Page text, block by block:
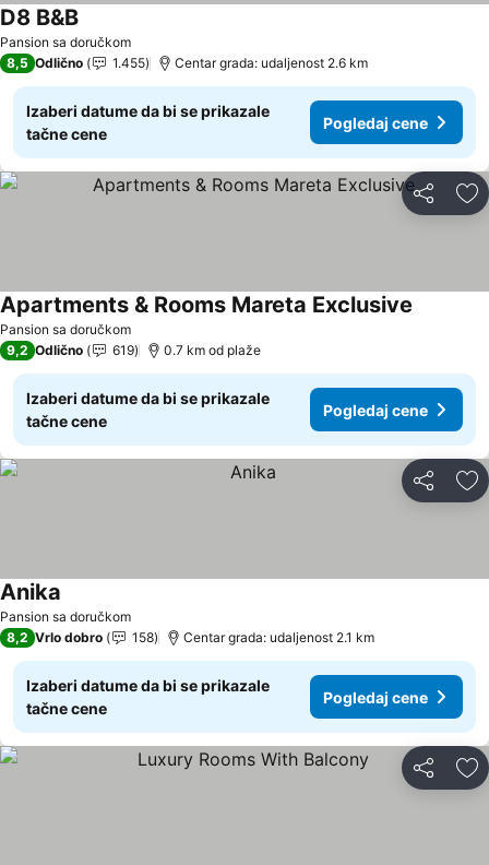
Pansion sa doručkom
D8 B&BPogledaj cene
8,5 Odlično 1.455 Centar grada: udaljenost 2.6 km
Izaberi datume da bi se prikazale
tačne cene
Pogledaj cene
Deli
Pansion sa doručkom
Apartments & Rooms Mareta Exclusive
9,2 Odlično 619 0.7 km od plaže
Izaberi datume da bi se prikazale
tačne cene
Pogledaj cene
Deli
Pansion sa doručkom
Anika
8,2 Vrlo dobro 158 Centar grada: udaljenost 2.1 km
Izaberi datume da bi se prikazale
tačne cene
Pogledaj cene
Deli